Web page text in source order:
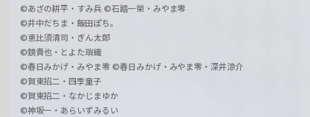
©あざの耕平・すみ兵 ©石踏一榮・みやま零
©井中だちま・飯田ぽち。
©恵比須清司・ぎん太郎
©鏡貴也・とよた瑣織
©春日みかげ・みやま零 ©春日みかげ・みやま零・深井涼介
©賀東招二・四季童子
©賀東招二・なかじまゆか
©神坂一・あらいずみるい